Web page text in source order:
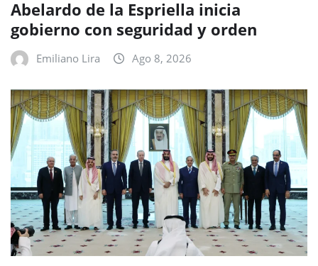
Abelardo de la Espriella inicia
gobierno con seguridad y orden
Emiliano Lira Ago 8, 2026